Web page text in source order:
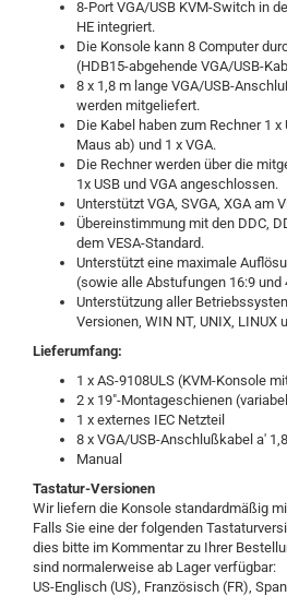
8-Port VGA/USB KVM-Switch in
HE integriert.
Die Konsole kann 8 Computer
(HDB15-abgehende VGA/USB-
8 x 1,8 m lange VGA/USB-
werden mitgeliefert.
Die Kabel haben zum Rechner 1
Maus ab) und 1 x VGA.
Die Rechner werden über die
1x USB und VGA angeschlossen.
Unterstützt VGA, SVGA, XGA am
Übereinstimmung mit den DDC,
dem VESA-Standard.
Unterstützt eine maximale
(sowie alle Abstufungen 16:9 und
Unterstützung aller
Versionen, WIN NT, UNIX, LINUX
Lieferumfang:
1 x AS-9108ULS (KVM-Konsole
2 x 19"-Montageschienen
1 x externes IEC Netzteil
8 x VGA/USB-Anschlußkabel a'
Manual
Tastatur-Versionen
Wir liefern die Konsole standardmäßig
Falls Sie eine der folgenden
dies bitte im Kommentar zu Ihrer
sind normalerweise ab Lager verfügbar:
US-Englisch (US), Französisch (FR),